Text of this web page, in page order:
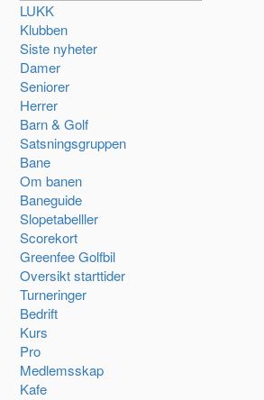
LUKK
Klubben
Siste nyheter
Damer
Seniorer
Herrer
Barn & Golf
Satsningsgruppen
Bane
Om banen
Baneguide
Slopetabelller
Scorekort
Greenfee Golfbil
Oversikt starttider
Turneringer
Bedrift
Kurs
Pro
Medlemsskap
Kafe